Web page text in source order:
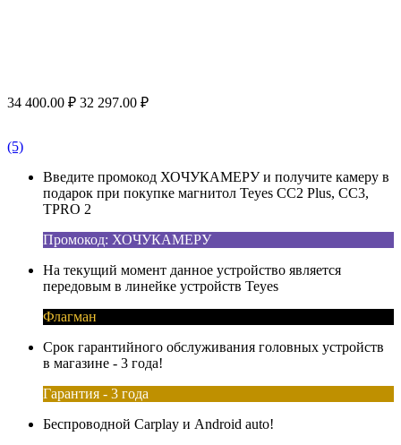
34 400.00 ₽ 32 297.00 ₽
(5)
Введите промокод ХОЧУКАМЕРУ и получите камеру в
подарок при покупке магнитол Teyes CC2 Plus, CC3,
TPRO 2
Промокод: ХОЧУКАМЕРУ
На текущий момент данное устройство является
передовым в линейке устройств Teyes
Флагман
Срок гарантийного обслуживания головных устройств
в магазине - 3 года!
Гарантия - 3 года
Беспроводной Carplay и Android auto!